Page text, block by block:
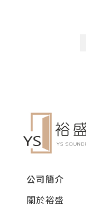
公司簡介
關於裕盛